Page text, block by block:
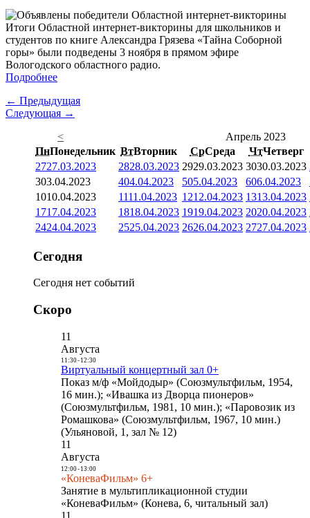
Итоги Областной интернет-викторины для школьников и
студентов по книге Александра Грязева «Тайна Соборной
горы» были подведены 3 ноября в прямом эфире
Вологодского областного радио.
Подробнее
← Предыдущая
Следующая →
<
Апрель 2023
ПнПонедельник ВтВторник СрСреда ЧтЧетверг
2727.03.2023 2828.03.2023 2929.03.2023 3030.03.2023
303.04.2023 404.04.2023 505.04.2023 606.04.2023
1010.04.2023 1111.04.2023 1212.04.2023 1313.04.2023
1717.04.2023 1818.04.2023 1919.04.2023 2020.04.2023
2424.04.2023 2525.04.2023 2626.04.2023 2727.04.2023
Сегодня
Сегодня нет событий
Скоро
11
Августа
11:30- 12:30
Виртуальный концертный зал 0+
Показ м/ф «Мойдодыр» (Союзмультфильм, 1954,
16 мин.); «Ивашка из Дворца пионеров»
(Союзмультфильм, 1981, 10 мин.); «Паровозик из
Ромашкова» (Союзмультфильм, 1967, 10 мин.)
(Ульяновой, 1, зал № 12)
11
Августа
12:00- 13:00
«КоневаФильм» 6+
Занятие в мультипликационной студии
«КоневаФильм» (Конева, 6, читальный зал)
11